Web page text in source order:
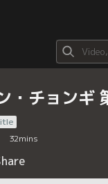
・チョンギ
32mins